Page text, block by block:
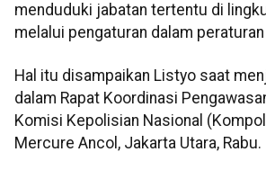
menduduki jabatan tertentu di
melalui pengaturan dalam
Hal itu disampaikan Listyo saat
dalam Rapat Koordinasi
Komisi Kepolisian Nasional
Mercure Ancol, Jakarta Utara, Rabu.